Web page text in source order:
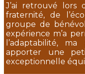
J’ai retrouvé lors
fraternité, de
groupe de
expérience m’a
l’adaptabilité,
apporter une
exceptionnelle